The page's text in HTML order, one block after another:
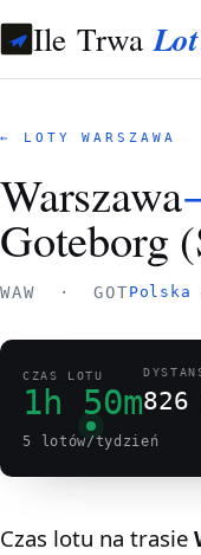
Ile Trwa
← LOTY WARSZAWA
Warszawa
Goteborg
WAW · GOT Polska
CZAS LOTU
1h 50m826
5 lotów/tydzień
Czas lotu na trasie